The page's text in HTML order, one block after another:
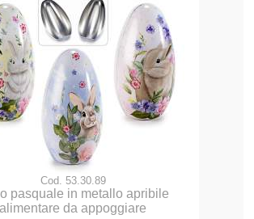
Cod. 53.30.89
pasquale in metallo apribile
alimentare da appoggiare